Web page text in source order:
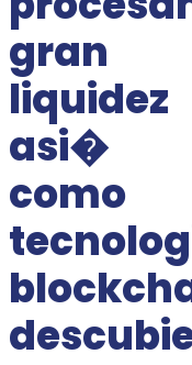
gran
liquidez
asi�
como